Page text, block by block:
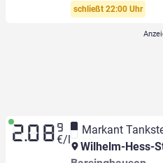
schließt 22:00 Uhr
2.08 9
€/l
Markant
Wilhelm-Hess-